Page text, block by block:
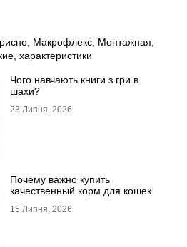
Макрофлекс Монтажная
характеристики
Чого навчають книги з гри в
шахи?
23 Липня, 2026
Почему важно купить
качественный корм для кошек
15 Липня, 2026